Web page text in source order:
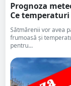
Prognoza
Ce
Sătmărenii vor avea
frumoasă și
pentru...